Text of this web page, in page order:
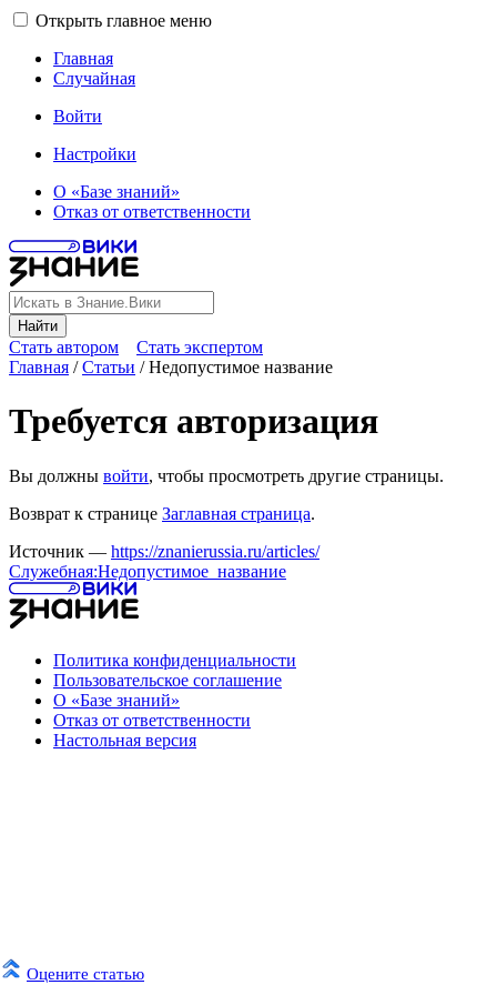
Открыть главное меню
Главная
Случайная
Войти
Настройки
О «Базе знаний»
Отказ от ответственности
Найти
Стать автором Стать экспертом
Оцените статью
Главная /Статьи /Недопустимое название
Требуется авторизация
Вы должны войти, чтобы просмотреть другие страницы.
Возврат к странице Заглавная страница.
Источник — https://znanierussia.ru/articles/
Служебная:Недопустимое_название
Политика конфиденциальности
Пользовательское соглашение
О «Базе знаний»
Отказ от ответственности
Настольная версия